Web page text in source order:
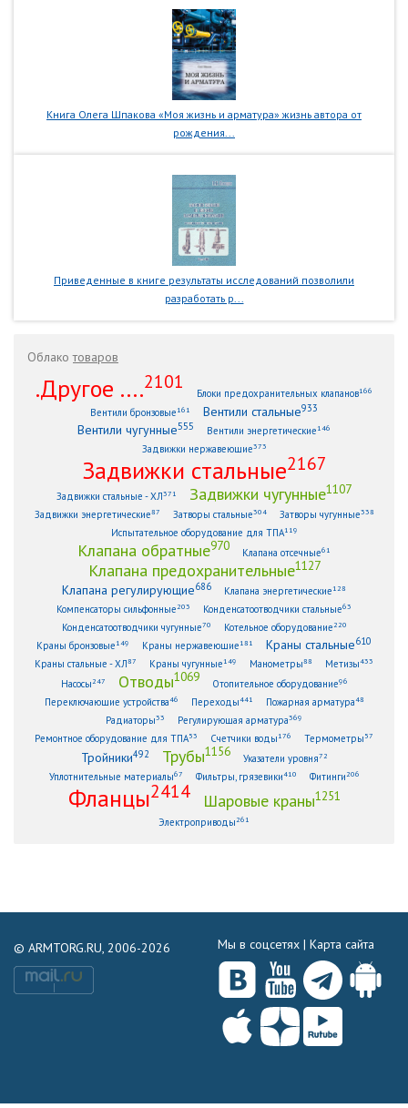
Книга Олега Шпакова «Моя жизнь и арматура» жизнь автора от
рождения...
Приведенные в книге результаты исследований позволили
разработать р...
Облакотоваров
.Другое ....2101
Блоки предохранительных клапанов166
Вентили бронзовые161 Вентили стальные933
Вентили чугунные555 Вентили энергетические146
Задвижки нержавеющие373
Задвижки стальные2167
Задвижки стальные - ХЛ371 Задвижки чугунные1107
Задвижки энергетические87 Затворы стальные304 Затворы чугунные338
Испытательное оборудование для ТПА119
Клапана обратные970 Клапана отсечные61
Клапана предохранительные1127
Клапана регулирующие686 Клапана энергетические128
Компенсаторы сильфонные 203 Конденсатоотводчики стальные63
Конденсатоотводчики чугунные70 Котельное оборудование 220
Краны бронзовые149 Краны нержавеющие181 Краны стальные610
Краны стальные - ХЛ87 Краны чугунные149 Манометры88 Метизы433
Насосы 247 Отводы1069 Отопительное оборудование96
Переключающие устройства46 Переходы441 Пожарная арматура48
Радиаторы33 Регулирующая арматура369
Ремонтное оборудование для ТПА53 Счетчики воды176 Термометры 57
Тройники492 Трубы1156 Указатели уровня72
Уплотнительные материалы67 Фильтры, грязевики410 Фитинги 206
Фланцы2414 Шаровые краны1251
Электроприводы 261
© ARMTORG.RU, 2006-2026 Мы в соцсетях | Карта сайта